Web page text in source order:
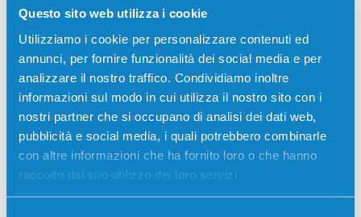
Questo sito web utilizza i cookie
Utilizziamo i cookie per personalizzare contenuti ed
annunci, per fornire funzionalità dei social media e per
analizzare il nostro traffico. Condividiamo inoltre
informazioni sul modo in cui utilizza il nostro sito con i
nostri partner che si occupano di analisi dei dati web,
pubblicità e social media, i quali potrebbero combinarle
con altre informazioni che ha fornito loro o che hanno
raccolto dal suo utilizzo dei loro servizi.
Spedizione gratuita
SCADE TRA:
01
giorni
01
ore
34
min
28
sec
Più acquisti, più risparmi: Visita la pagina prodotto per